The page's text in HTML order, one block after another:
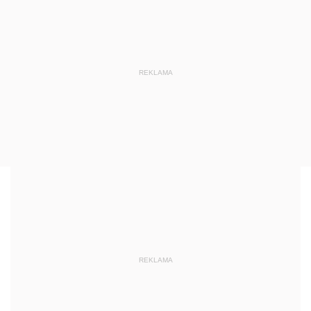
REKLAMA
REKLAMA